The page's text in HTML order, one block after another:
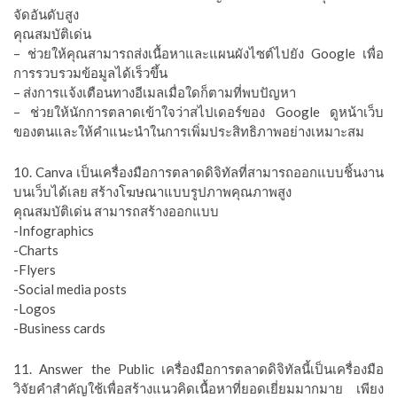
จัดอันดับสูง
คุณสมบัติเด่น
– ช่วยให้คุณสามารถส่งเนื้อหาและแผนผังไซต์ไปยัง Google เพื่อ
การรวบรวมข้อมูลได้เร็วขึ้น
– ส่งการแจ้งเตือนทางอีเมลเมื่อใดก็ตามที่พบปัญหา
– ช่วยให้นักการตลาดเข้าใจว่าสไปเดอร์ของ Google ดูหน้าเว็บ
ของตนและให้คำแนะนำในการเพิ่มประสิทธิภาพอย่างเหมาะสม
10. Canva เป็นเครื่องมือการตลาดดิจิทัลที่สามารถออกแบบชิ้นงาน
บนเว็บได้เลย สร้างโฆษณาแบบรูปภาพคุณภาพสูง
คุณสมบัติเด่น สามารถสร้างออกแบบ
-Infographics
-Charts
-Flyers
-Social media posts
-Logos
-Business cards
11. Answer the Public เครื่องมือการตลาดดิจิทัลนี้เป็นเครื่องมือ
วิจัยคำสำคัญใช้เพื่อสร้างแนวคิดเนื้อหาที่ยอดเยี่ยมมากมาย เพียง